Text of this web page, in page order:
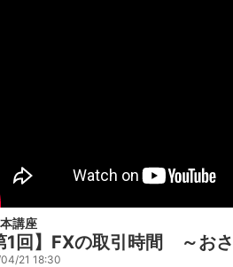
講座
1回】FXの取引時間 ～
21 18:30